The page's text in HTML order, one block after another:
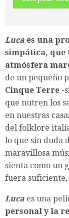
Luca es una
simpática, que
atmósfera
de un pequeño
Cinque Terre -
que nutren los
en nuestras
del folklore
lo que sin duda
maravillosa
sienta como un
fuera suficiente,
Luca es una
personal y la